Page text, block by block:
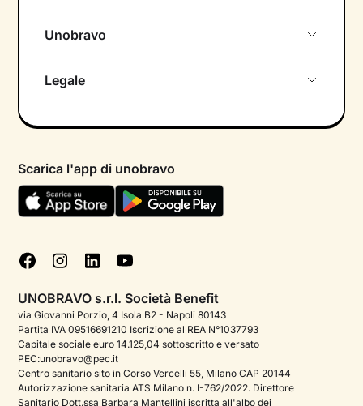
Unobravo
Psicologo in chat
Aiuto urgente
FAQ
Podcast di psicologia
Corporate
Psicologo italiano all'estero
Approfondimenti sulla salute mentale
Legale
Termini e condizioni
Informativa Privacy
Cookie policy
Gestisci cookie
Scarica l'app di unobravo
UNOBRAVO s.r.l. Società Benefit
via Giovanni Porzio, 4 Isola B2 - Napoli 80143
Partita IVA 09516691210 Iscrizione al REA N°1037793
Capitale sociale euro 14.125,04 sottoscritto e versato
PEC:unobravo@pec.it
Centro sanitario sito in Corso Vercelli 55, Milano CAP 20144
Autorizzazione sanitaria ATS Milano n. I-762/2022. Direttore
Sanitario Dott.ssa Barbara Mantellini iscritta all'albo dei